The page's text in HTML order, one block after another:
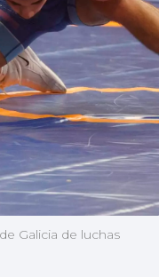
Galicia de luchas